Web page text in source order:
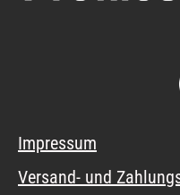
Impressum
Versand- und